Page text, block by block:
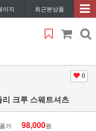
이지 최근본상품
0
크루 스웨트셔츠
가 98,000원